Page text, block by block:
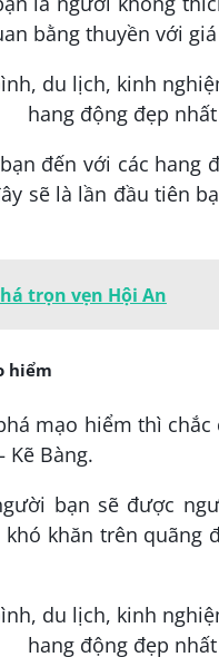
bằng thuyền với
đến với các hang
sẽ là lần đầu tiên
trọn vẹn Hội An
hiểm
mạo hiểm thì
Kẽ Bàng.
bạn sẽ được
khăn trên quãng